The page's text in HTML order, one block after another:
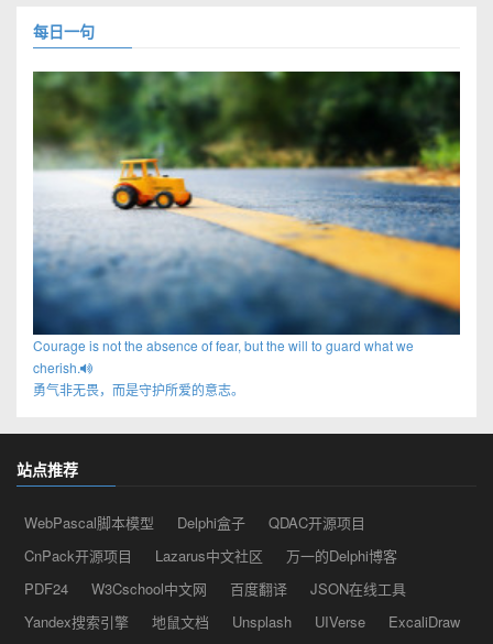
每日一句
Courage is not the absence of fear, but the will to guard what we
cherish.
勇气非无畏，而是守护所爱的意志。
站点推荐
WebPascal脚本模型 Delphi盒子
QDAC开源项目
CnPack开源项目
Lazarus中文社区
万一的Delphi博客
PDF24
W3Cschool中文网 百度翻译
JSON在线工具
Yandex搜索引擎
地鼠文档 Unsplash UIVerse
ExcaliDraw